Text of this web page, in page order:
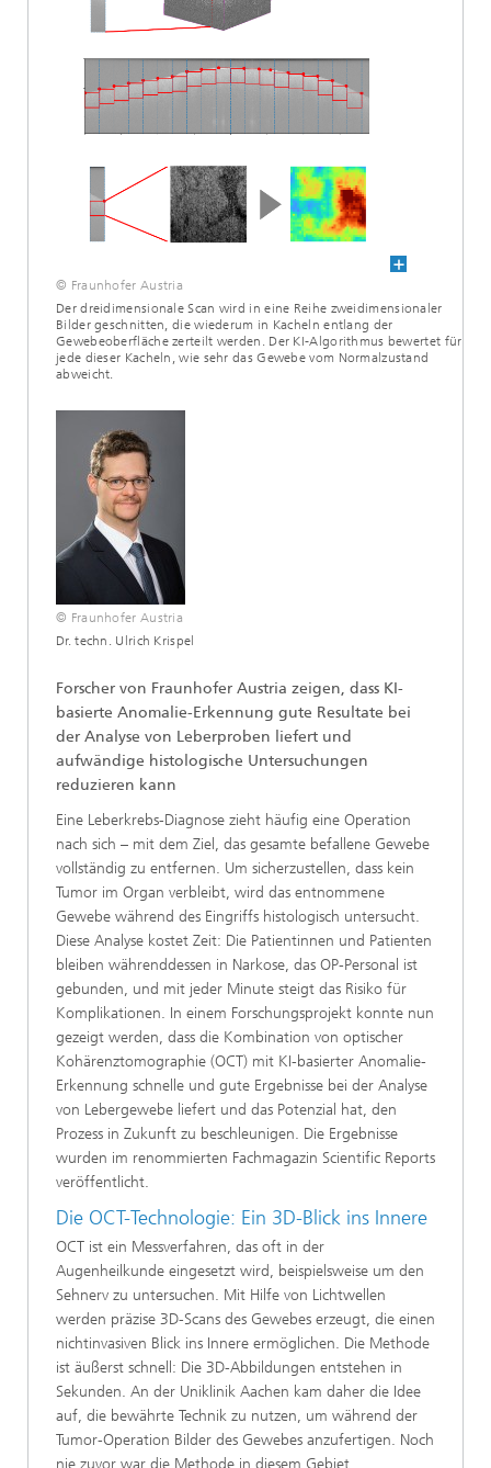
© Fraunhofer Austria
Der dreidimensionale Scan wird in eine Reihe zweidimensionaler
Bilder geschnitten, die wiederum in Kacheln entlang der
Gewebeoberfläche zerteilt werden. Der KI-Algorithmus bewertet für
jede dieser Kacheln, wie sehr das Gewebe vom Normalzustand
abweicht.
© Fraunhofer Austria
Dr. techn. Ulrich Krispel
Forscher von Fraunhofer Austria zeigen, dass KI-
basierte Anomalie-Erkennung gute Resultate bei
der Analyse von Leberproben liefert und
aufwändige histologische Untersuchungen
reduzieren kann
Eine Leberkrebs-Diagnose zieht häufig eine Operation
nach sich – mit dem Ziel, das gesamte befallene Gewebe
vollständig zu entfernen. Um sicherzustellen, dass kein
Tumor im Organ verbleibt, wird das entnommene
Gewebe während des Eingriffs histologisch untersucht.
Diese Analyse kostet Zeit: Die Patientinnen und Patienten
bleiben währenddessen in Narkose, das OP-Personal ist
gebunden, und mit jeder Minute steigt das Risiko für
Komplikationen. In einem Forschungsprojekt konnte nun
gezeigt werden, dass die Kombination von optischer
Kohärenztomographie (OCT) mit KI-basierter Anomalie-
Erkennung schnelle und gute Ergebnisse bei der Analyse
von Lebergewebe liefert und das Potenzial hat, den
Prozess in Zukunft zu beschleunigen. Die Ergebnisse
wurden im renommierten Fachmagazin Scientific Reports
veröffentlicht.
Die OCT-Technologie: Ein 3D-Blick ins Innere
OCT ist ein Messverfahren, das oft in der
Augenheilkunde eingesetzt wird, beispielsweise um den
Sehnerv zu untersuchen. Mit Hilfe von Lichtwellen
werden präzise 3D-Scans des Gewebes erzeugt, die einen
nichtinvasiven Blick ins Innere ermöglichen. Die Methode
ist äußerst schnell: Die 3D-Abbildungen entstehen in
Sekunden. An der Uniklinik Aachen kam daher die Idee
auf, die bewährte Technik zu nutzen, um während der
Tumor-Operation Bilder des Gewebes anzufertigen. Noch
nie zuvor war die Methode in diesem Gebiet